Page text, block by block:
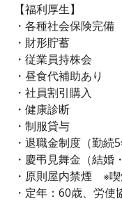
【福利厚生】
・各種社会保険完備
・財形貯蓄
・従業員持株会
・昼食代補助あり
・社員割引購入
・健康診断
・制服貸与
・退職金制度（勤続5
・慶弔見舞金（結婚
・原則屋内禁煙 ※喫
・定年：60歳、労